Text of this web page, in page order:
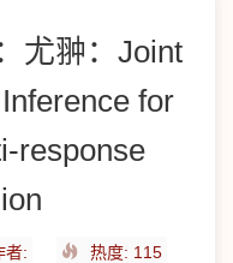
尤翀：Joint
for
response
者: 热度: 115